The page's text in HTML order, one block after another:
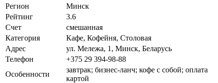
Регион
Минск
Рейтинг
3.6
Счет
смешанная
Категория
Кафе, Кофейня, Столовая
Адрес
ул. Мележа, 1, Минск, Беларусь
Телефон
+375 29 394-98-88
Особенности
завтрак; бизнес-ланч; кофе с собой; оплата
картой